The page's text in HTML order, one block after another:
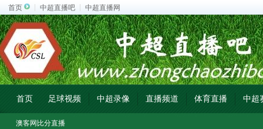
首页 中超直播吧 中超直播网
首页 足球视频 中超录像 直播频道 体育直播 中超
澳客网比分直播